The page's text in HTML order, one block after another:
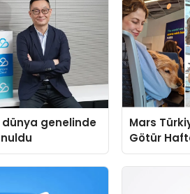
dünya genelinde
Mars
Götür